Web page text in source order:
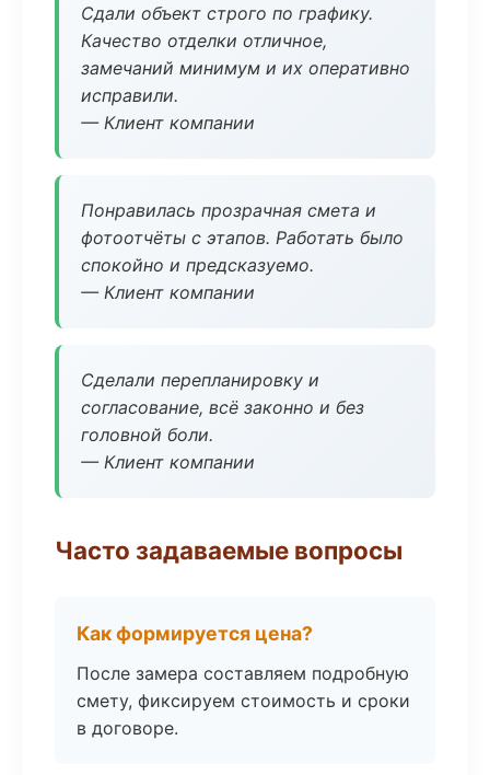
Сдали объект строго по графику.
Качество отделки отличное,
замечаний минимум и их оперативно
исправили.
— Клиент компании
Понравилась прозрачная смета и
фотоотчёты с этапов. Работать было
спокойно и предсказуемо.
— Клиент компании
Сделали перепланировку и
согласование, всё законно и без
головной боли.
— Клиент компании
Часто задаваемые вопросы
Как формируется цена?
После замера составляем подробную
смету, фиксируем стоимость и сроки
в договоре.